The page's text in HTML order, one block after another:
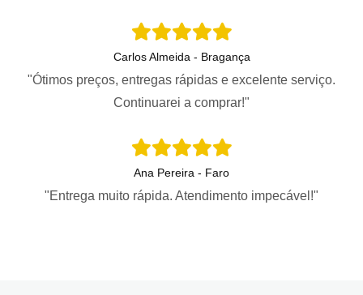
Carlos Almeida - Bragança
"Ótimos preços, entregas rápidas e excelente serviço.
Continuarei a comprar!"
Ana Pereira - Faro
"Entrega muito rápida. Atendimento impecável!"